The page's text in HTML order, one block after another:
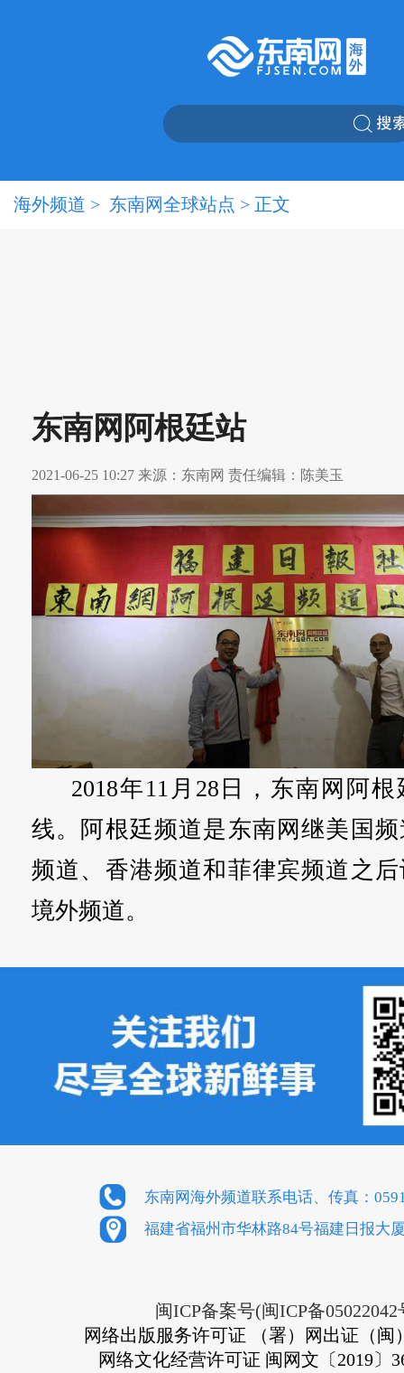
海外频道 > 东南网全球站点 > 正文
东南网阿根廷站
2021-06-25 10:27 来源：东南网 责任编辑：陈美玉
2018年11月28日，东南网阿
线。阿根廷频道是东南网继美国
频道、香港频道和菲律宾频道之
境外频道。
东南网海外频道联系电话、传真：
福建省福州市华林路84号福建日报大
闽ICP备案号(闽ICP备05022042
网络出版服务许可证 （署）网出证（闽
网络文化经营许可证 闽网文〔2019〕